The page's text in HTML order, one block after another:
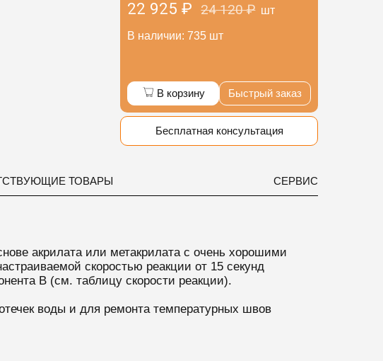
22 925 ₽ 24 120 ₽ шт
В наличии: 735 шт
В корзину Быстрый заказ
Бесплатная консультация
ТОВАРЫ СЕРВИС
акрилата или метакрилата с очень хорошими
скоростью реакции от 15 секунд
В (см. таблицу скорости реакции).
воды и для ремонта температурных швов